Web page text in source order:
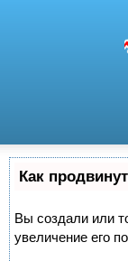
Как
Вы создали или
увеличение его